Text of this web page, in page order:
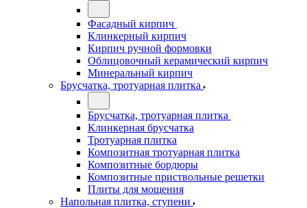
Фасадный кирпич
Клинкерный кирпич
Кирпич ручной формовки
Облицовочный керамический кирпич
Минеральный кирпич
Брусчатка, тротуарная плитка
Брусчатка, тротуарная плитка
Клинкерная брусчатка
Тротуарная плитка
Композитная тротуарная плитка
Композитные бордюры
Композитные приствольные решетки
Плиты для мощения
Напольная плитка, ступени